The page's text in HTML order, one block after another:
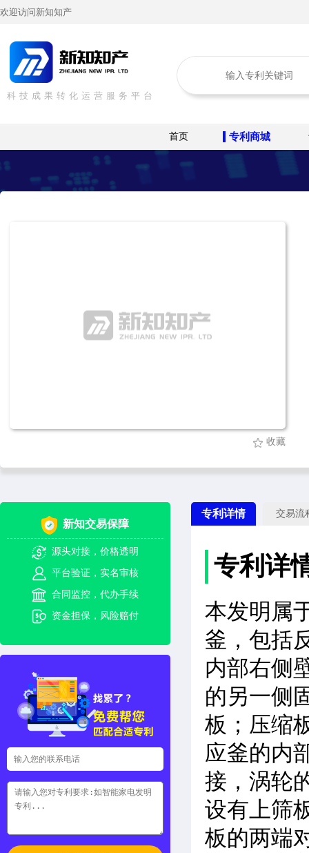
欢迎访问新知知产
科技成果转化运营服务平台
首页 专利商城
收藏
新知交易保障
源头对接，价格透明
平台验证，实名审核
合同监控，代办手续
资金担保，风险赔付
专利详情 交易流
专利详
本发明属
釜，包括
内部右侧
的另一侧
板；压缩
应釜的内
接，涡轮
设有上筛
板的两端